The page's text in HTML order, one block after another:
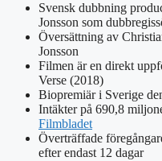
Svensk dubbning
Jonsson som
Översättning av
Jonsson
Filmen är en direkt
Verse (2018)
Biopremiär i Sverige
Intäkter på 690,8
Filmbladet
Överträffade
efter endast 12 dagar